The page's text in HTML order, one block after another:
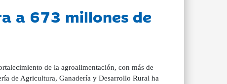
a 673 millones de
de la agroalimentación, con más de
de Agricultura, Ganadería y Desarrollo Rural ha